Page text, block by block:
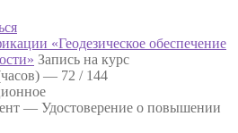
«Геодезическое обеспечение
Запись на курс
— 72 / 144
— Удостоверение о повышении